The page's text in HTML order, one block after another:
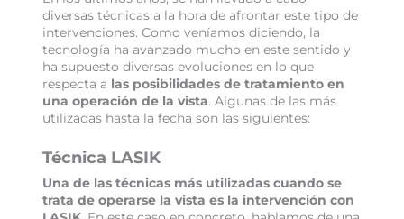
diversas técnicas a la hora de afrontar este tipo de
intervenciones. Como veníamos diciendo, la
tecnología ha avanzado mucho en este sentido y
ha supuesto diversas evoluciones en lo que
respecta a las posibilidades de tratamiento en
una operación de la vista. Algunas de las más
utilizadas hasta la fecha son las siguientes:
Técnica LASIK
Una de las técnicas más utilizadas cuando se
trata de operarse la vista es la intervención con